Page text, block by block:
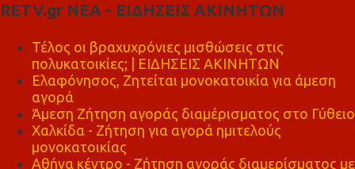
RETV.gr ΝΕΑ - ΕΙΔΗΣΕΙΣ ΑΚΙΝΗΤΩΝ
Τέλος οι βραχυχρόνιες μισθώσεις στις
πολυκατοικίες; | ΕΙΔΗΣΕΙΣ ΑΚΙΝΗΤΩΝ
Ελαφόνησος, Ζητείται μονοκατοικία για άμεση
αγορά
Άμεση Ζήτηση αγοράς διαμέρισματος στο Γύθειο
Χαλκίδα - Ζήτηση για αγορά ημιτελούς
μονοκατοικίας
Αθήνα κέντρο - Ζήτηση αγοράς διαμερίσματος με